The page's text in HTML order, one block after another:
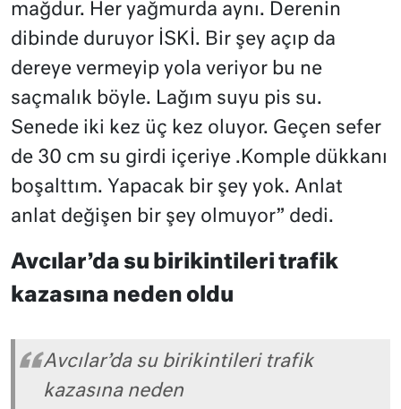
mağdur. Her yağmurda aynı. Derenin
dibinde duruyor İSKİ. Bir şey açıp da
dereye vermeyip yola veriyor bu ne
saçmalık böyle. Lağım suyu pis su.
Senede iki kez üç kez oluyor. Geçen sefer
de 30 cm su girdi içeriye .Komple dükkanı
boşalttım. Yapacak bir şey yok. Anlat
anlat değişen bir şey olmuyor” dedi.
Avcılar’da su birikintileri trafik
kazasına neden oldu
Avcılar’da su birikintileri trafik
kazasına neden